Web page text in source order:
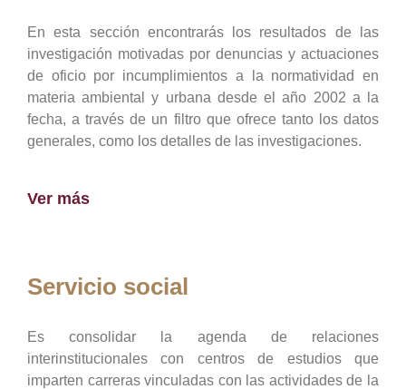
En esta sección encontrarás los resultados de las
investigación motivadas por denuncias y actuaciones
de oficio por incumplimientos a la normatividad en
materia ambiental y urbana desde el año 2002 a la
fecha, a través de un filtro que ofrece tanto los datos
generales, como los detalles de las investigaciones.
Ver más
Servicio social
Es consolidar la agenda de relaciones
interinstitucionales con centros de estudios que
imparten carreras vinculadas con las actividades de la